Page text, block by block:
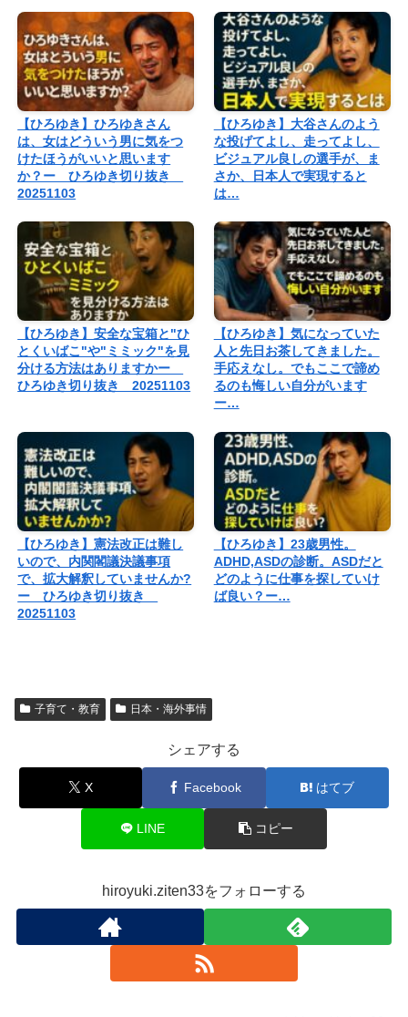
【ひろゆき】ひろゆきさん
は、女はどういう男に気をつ
けたほうがいいと思います
か？ー ひろゆき切り抜き
20251103
【ひろゆき】大谷さんのよう
な投げてよし、走ってよし、
ビジュアル良しの選手が、ま
さか、日本人で実現すると
は…
【ひろゆき】安全な宝箱と"ひ
とくいばこ"や"ミミック"を見
分ける方法はありますかー
ひろゆき切り抜き 20251103
【ひろゆき】気になっていた
人と先日お茶してきました。
手応えなし。でもここで諦め
るのも悔しい自分がいます
ー…
【ひろゆき】憲法改正は難し
いので、内関閣議決議事項
で、拡大解釈していませんか?
ー ひろゆき切り抜き
20251103
【ひろゆき】23歳男性。
ADHD,ASDの診断。ASDだと
どのように仕事を探していけ
ば良い？ー…
子育て・教育 日本・海外事情
シェアする
X Facebook はてブ
LINE コピー
hiroyuki.ziten33をフォローする